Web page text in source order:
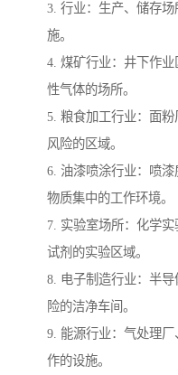
3. 行业：生产、储存
施。
4. 煤矿行业：井下作
性气体的场所。
5. 粮食加工行业：面
风险的区域。
6. 油漆喷涂行业：喷
物质集中的工作环境。
7. 实验室场所：化学
试剂的实验区域。
8. 电子制造行业：半
险的洁净车间。
9. 能源行业：气处理
作的设施。